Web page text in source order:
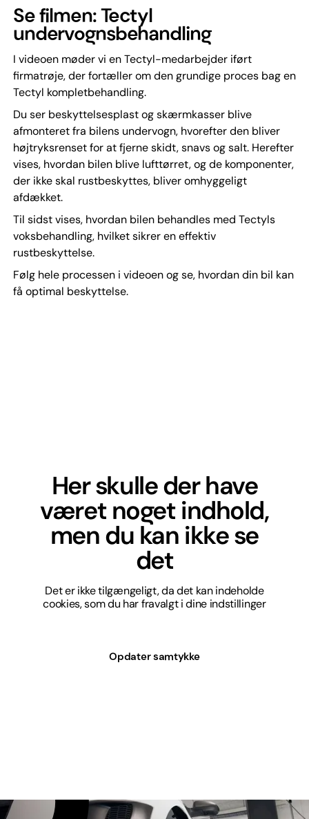
Se filmen: Tectyl
undervognsbehandling
I videoen møder vi en Tectyl-medarbejder iført
firmatrøje, der fortæller om den grundige proces bag en
Tectyl kompletbehandling.
Du ser beskyttelsesplast og skærmkasser blive
afmonteret fra bilens undervogn, hvorefter den bliver
højtryksrenset for at fjerne skidt, snavs og salt. Herefter
vises, hvordan bilen blive lufttørret, og de komponenter,
der ikke skal rustbeskyttes, bliver omhyggeligt
afdækket.
Til sidst vises, hvordan bilen behandles med Tectyls
voksbehandling, hvilket sikrer en effektiv
rustbeskyttelse.
Følg hele processen i videoen og se, hvordan din bil kan
få optimal beskyttelse.
Her skulle der have
været noget indhold,
men du kan ikke se
det
Det er ikke tilgængeligt, da det kan indeholde
cookies, som du har fravalgt i dine indstillinger
Opdater samtykke